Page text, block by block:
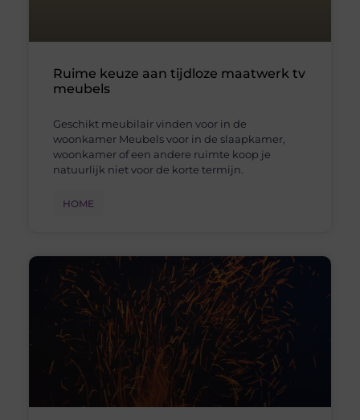
Ruime keuze aan tijdloze maatwerk tv
meubels
Geschikt meubilair vinden voor in de
woonkamer Meubels voor in de slaapkamer,
woonkamer of een andere ruimte koop je
natuurlijk niet voor de korte termijn.
HOME